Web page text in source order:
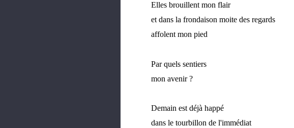
Elles brouillent mon flair
et dans la frondaison moite des regards
affolent mon pied
Par quels sentiers
mon avenir ?
Demain est déjà happé
dans le tourbillon de l'immédiat